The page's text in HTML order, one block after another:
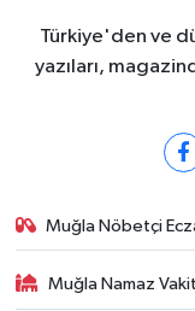
Türkiye'den ve
yazıları,
Muğla Nöbetçi
Muğla Namaz